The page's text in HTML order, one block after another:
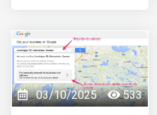
phát triển thương hiệu,
quảng bá sản phẩm,
dịch vụ đến nhiều
người dùng hơn. Trong
bài viết này,Công ty
03/10/2025
533